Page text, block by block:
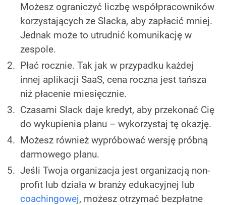
Możesz ograniczyć liczbę współpracowników
korzystających ze Slacka, aby zapłacić mniej.
Jednak może to utrudnić komunikację w
zespole.
Płać rocznie. Tak jak w przypadku każdej
innej aplikacji SaaS, cena roczna jest tańsza
niż płacenie miesięcznie.
Czasami Slack daje kredyt, aby przekonać Cię
do wykupienia planu – wykorzystaj tę okazję.
Możesz również wypróbować wersję próbną
darmowego planu.
Jeśli Twoja organizacja jest organizacją non-
profit lub działa w branży edukacyjnej lub
coachingowej, możesz otrzymać bezpłatne